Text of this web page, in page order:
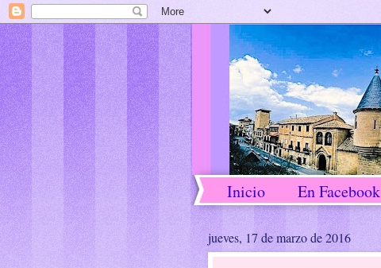
Inicio En Facebook
jueves, 17 de marzo de 2016